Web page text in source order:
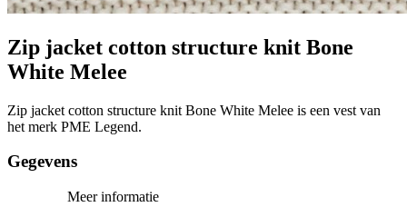
Zip jacket cotton structure knit Bone
White Melee
Zip jacket cotton structure knit Bone White Melee is een vest van
het merk PME Legend.
Gegevens
Meer informatie